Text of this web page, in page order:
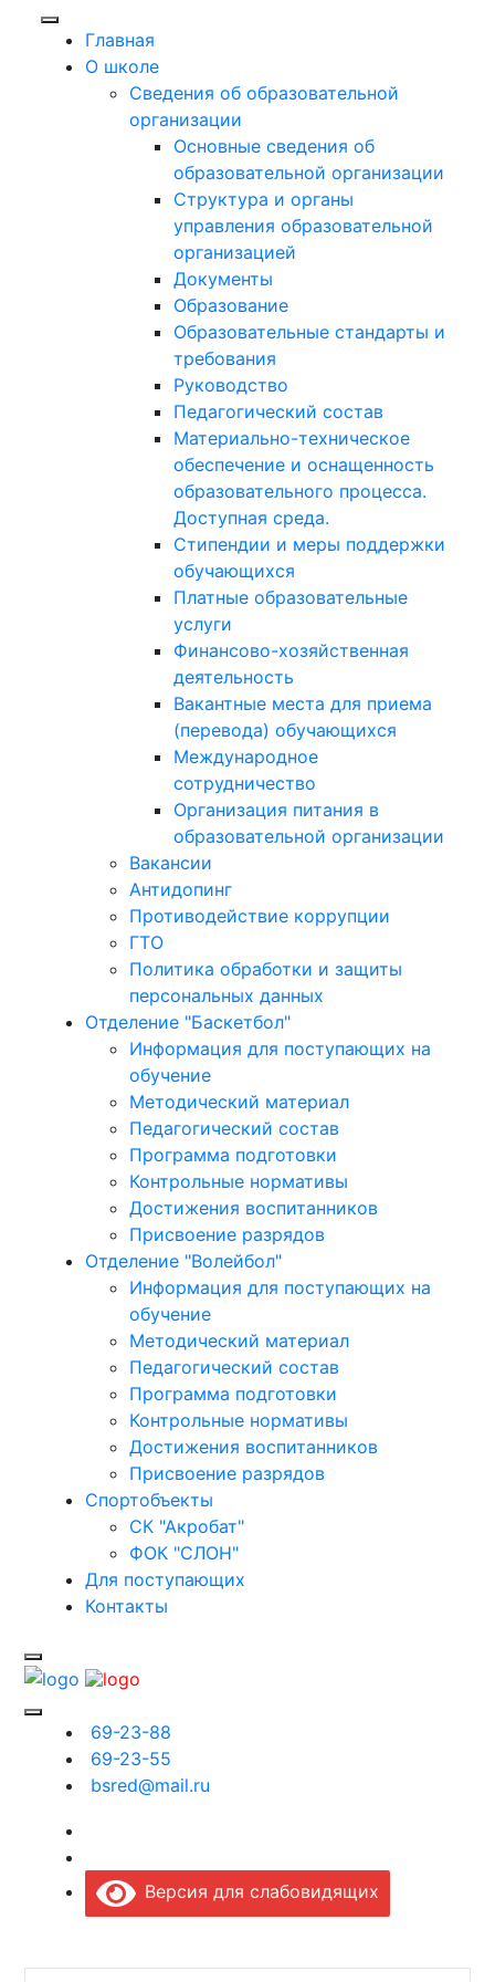
Главная
О школе
Сведения об образовательной
организации
Основные сведения об
образовательной организации
Структура и органы
управления образовательной
организацией
Документы
Образование
Образовательные стандарты и
требования
Руководство
Педагогический состав
Материально-техническое
обеспечение и оснащенность
образовательного процесса.
Доступная среда.
Стипендии и меры поддержки
обучающихся
Платные образовательные
услуги
Финансово-хозяйственная
деятельность
Вакантные места для приема
(перевода) обучающихся
Международное
сотрудничество
Организация питания в
образовательной организации
Вакансии
Антидопинг
Противодействие коррупции
ГТО
Политика обработки и защиты
персональных данных
Отделение "Баскетбол"
Информация для поступающих на
обучение
Методический материал
Педагогический состав
Программа подготовки
Контрольные нормативы
Достижения воспитанников
Присвоение разрядов
Отделение "Волейбол"
Информация для поступающих на
обучение
Методический материал
Педагогический состав
Программа подготовки
Контрольные нормативы
Достижения воспитанников
Присвоение разрядов
Спортобъекты
СК "Акробат"
ФОК "СЛОН"
Для поступающих
Контакты
69-23-88
69-23-55
bsred@mail.ru
Версия для слабовидящих